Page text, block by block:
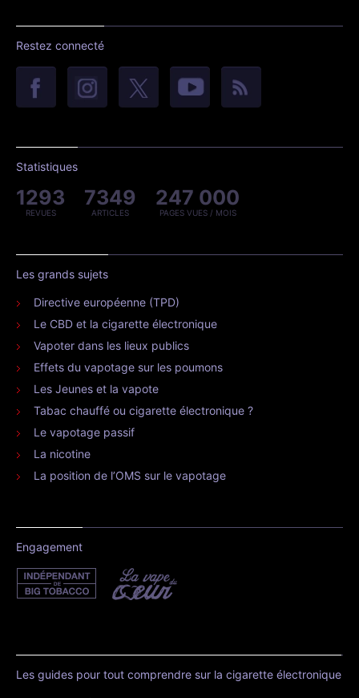
Restez connecté
Statistiques
1293
REVUES
7349
ARTICLES
247 000
PAGES VUES / MOIS
Les grands sujets
Directive européenne (TPD)
Le CBD et la cigarette électronique
Vapoter dans les lieux publics
Effets du vapotage sur les poumons
Les Jeunes et la vapote
Tabac chauffé ou cigarette électronique ?
Le vapotage passif
La nicotine
La position de l’OMS sur le vapotage
Engagement
Les guides pour tout comprendre sur la cigarette électronique